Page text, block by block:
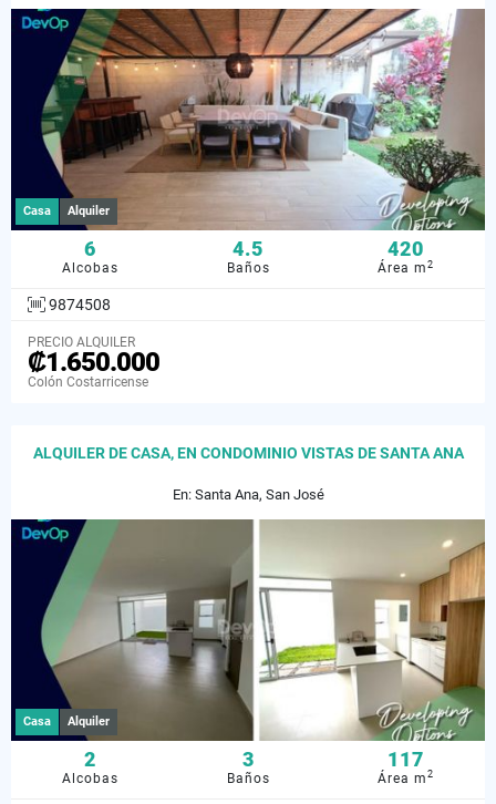
Casa Alquiler
6
Alcobas
4.5
Baños
420
Área m2
9874508
PRECIO ALQUILER
₡1.650.000
Colón Costarricense
ALQUILER DE CASA, EN CONDOMINIO VISTAS DE SANTA ANA
En: Santa Ana, San José
Casa Alquiler
2
Alcobas
3
Baños
117
Área m2